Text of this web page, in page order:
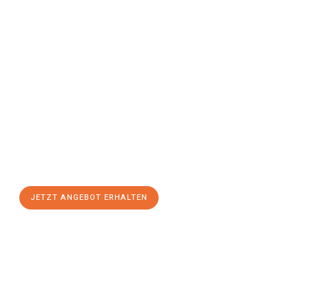
JETZT ANGEBOT ERHALTEN